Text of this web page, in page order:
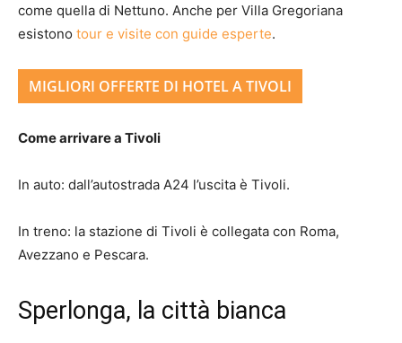
come quella di Nettuno. Anche per Villa Gregoriana
esistono tour e visite con guide esperte.
MIGLIORI OFFERTE DI HOTEL A TIVOLI
Come arrivare a Tivoli
In auto: dall’autostrada A24 l’uscita è Tivoli.
In treno: la stazione di Tivoli è collegata con Roma,
Avezzano e Pescara.
Sperlonga, la città bianca